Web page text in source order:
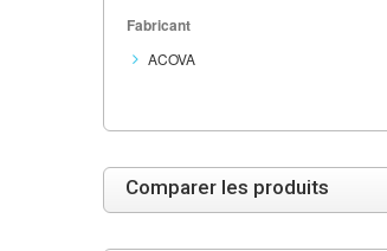
Fabricant
ACOVA
Comparer les produits